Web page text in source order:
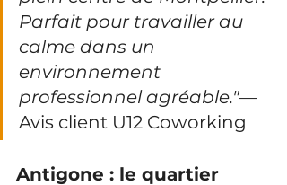
Parfait pour travailler au
calme dans un
environnement
professionnel agréable."—
Avis client U12 Coworking
Antigone : le quartier